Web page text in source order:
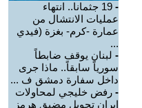
-
19 جثمانا.. انتهاء
عمليات الانتشال من
عمارة -كرم- بغزة (فيدي
...
- لبنان يوقف ضابطاً
سورياً سابقاً.. ماذا جرى
داخل سفارة دمشق ف ...
- رفض خليجي لمحاولات
إيران تحويل مضيق هرمز